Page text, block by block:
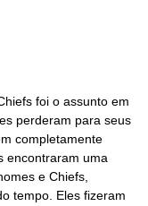
foi o assunto em
perderam para seus
completamente
encontraram uma
e Chiefs,
tempo. Eles fizeram